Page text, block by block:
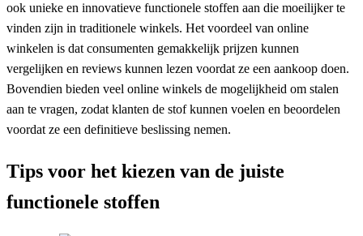
ook unieke en innovatieve functionele stoffen aan die moeilijker te
vinden zijn in traditionele winkels. Het voordeel van online
winkelen is dat consumenten gemakkelijk prijzen kunnen
vergelijken en reviews kunnen lezen voordat ze een aankoop doen.
Bovendien bieden veel online winkels de mogelijkheid om stalen
aan te vragen, zodat klanten de stof kunnen voelen en beoordelen
voordat ze een definitieve beslissing nemen.
Tips voor het kiezen van de juiste
functionele stoffen